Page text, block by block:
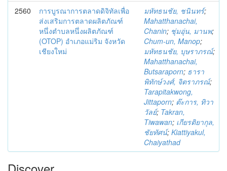
2560
การบูรณาการตลาดดิจิทัลเพื่อ
ส่งเสริมการตลาดผลิตภัณฑ์
หนึ่งตำบลหนึ่งผลิตภัณฑ์
(OTOP) อำเภอแม่ริม จังหวัด
เชียงใหม่
มหัทธนชัย, ชนินทร์;
Mahatthanachai,
Chanin; ชุ่มอุ่น, มานพ;
Chum-un, Manop;
มหัทธนชัย, บุษราภรณ์;
Mahatthanachai,
Butsaraporn; ธารา
พิทักษ์วงศ์, จิตราภรณ์;
Tarapitakwong,
Jittaporn; ต๊ะการ, ทิวา
วัลย์; Takran,
Tiwawan; เกียรติยากุล,
ชัยทัศน์; Kiattiyakul,
Chaiyathad